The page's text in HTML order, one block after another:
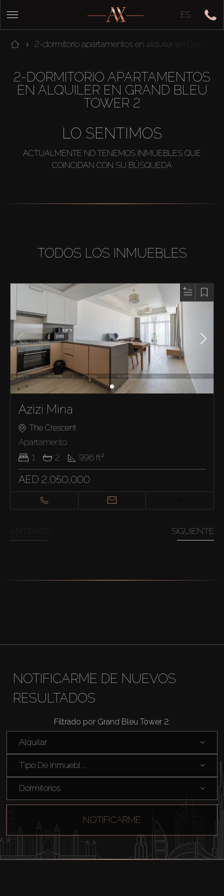
ES
2-dormitorio apartamentos en alquiler en Grand
2-DORMITORIO APARTAMENTOS
EN ALQUILER EN GRAND BLEU
TOWER 2
LO SENTIMOS
ACTUALMENTE NO TENEMOS INMUEBLES QUE
COINCIDAN CON SU BÚSQUEDA
TODOS LOS INMUEBLES
Azizi Mina
The Crescent
Apartamento
1
2 996 ft²
AED 2,050,000
SIGUIENTE
NOTIFICARME DE NUEVOS
RESULTADOS
Filtrado por Grand Bleu Tower 2:
Alquilar
Tipo De Inmuebl ...
Dormitorios
NOTIFICARME